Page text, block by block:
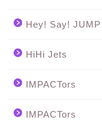
Hey! Say! JUMP
HiHi Jets
IMPACTors
IMPACTors